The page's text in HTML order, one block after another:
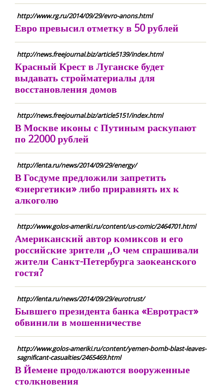
http://www.rg.ru/2014/09/29/evro-anons.html
Евро превысил отметку в 50 рублей
http://news.freejournal.biz/article5139/index.html
Красный Крест в Луганске будет
выдавать стройматериалы для
восстановления домов
http://news.freejournal.biz/article5151/index.html
В Москве иконы с Путиным раскупают
по 22000 рублей
http://lenta.ru/news/2014/09/29/energy/
В Госдуме предложили запретить
«энергетики» либо приравнять их к
алкоголю
http://www.golos-ameriki.ru/content/us-comic/2464701.html
Американский автор комиксов и его
российские зрители ,,О чем спрашивали
жители Санкт-Петербурга заокеанского
гостя?
http://lenta.ru/news/2014/09/29/eurotrust/
Бывшего президента банка «Евротраст»
обвинили в мошенничестве
http://www.golos-ameriki.ru/content/yemen-bomb-blast-leaves-
sagnificant-casualties/2465469.html
В Йемене продолжаются вооруженные
столкновения